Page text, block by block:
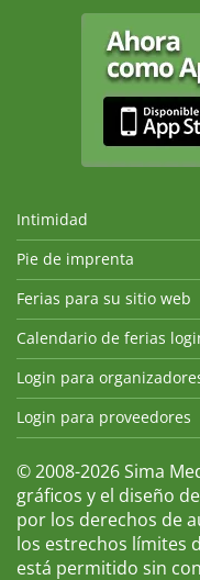
Intimidad
Pie de imprenta
Ferias para su sitio web
Calendario de ferias
Login para
Login para proveedores
© 2008-2026 Sima
gráficos y el diseño
por los derechos de
los estrechos límites
está permitido sin